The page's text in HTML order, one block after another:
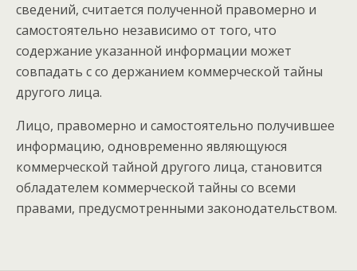
сведений, считается полученной правомерно и
самостоятельно независимо от того, что
содержание указанной информации может
совпадать с со держанием коммерческой тайны
другого лица.
Лицо, правомерно и самостоятельно получившее
информацию, одновременно являющуюся
коммерческой тайной другого лица, становится
обладателем коммерческой тайны со всеми
правами, предусмотренными законодательством.